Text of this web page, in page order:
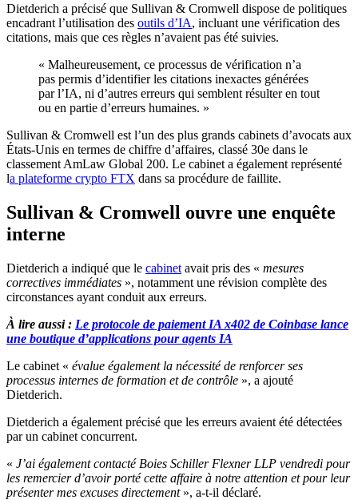
Dietderich a précisé que Sullivan & Cromwell dispose de politiques
encadrant l’utilisation des outils d’IA, incluant une vérification des
citations, mais que ces règles n’avaient pas été suivies.
« Malheureusement, ce processus de vérification n’a
pas permis d’identifier les citations inexactes générées
par l’IA, ni d’autres erreurs qui semblent résulter en tout
ou en partie d’erreurs humaines. »
Sullivan & Cromwell est l’un des plus grands cabinets d’avocats aux
États-Unis en termes de chiffre d’affaires, classé 30e dans le
classement AmLaw Global 200. Le cabinet a également représenté
la plateforme crypto FTX dans sa procédure de faillite.
Sullivan & Cromwell ouvre une enquête
interne
Dietderich a indiqué que le cabinet avait pris des « mesures
correctives immédiates », notamment une révision complète des
circonstances ayant conduit aux erreurs.
À lire aussi : Le protocole de paiement IA x402 de Coinbase lance
une boutique d’applications pour agents IA
Le cabinet « évalue également la nécessité de renforcer ses
processus internes de formation et de contrôle », a ajouté
Dietderich.
Dietderich a également précisé que les erreurs avaient été détectées
par un cabinet concurrent.
« J’ai également contacté Boies Schiller Flexner LLP vendredi pour
les remercier d’avoir porté cette affaire à notre attention et pour leur
présenter mes excuses directement», a-t-il déclaré.